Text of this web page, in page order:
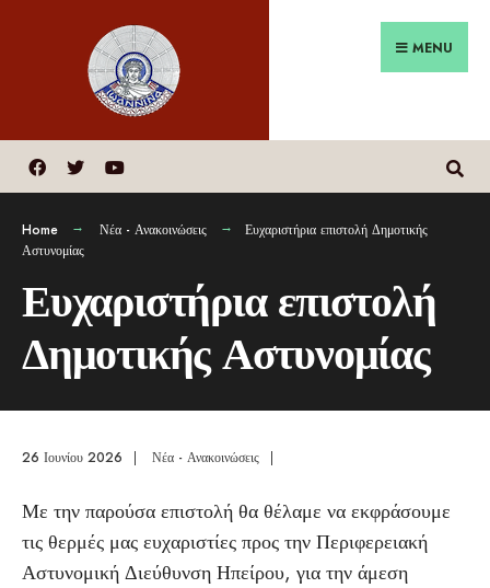
MENU
Home Νέα - Ανακοινώσεις
Ευχαριστήρια επιστολή Δημοτικής
Αστυνομίας
Ευχαριστήρια επιστολή
Δημοτικής Αστυνομίας
26 Ιουνίου 2026 | Νέα - Ανακοινώσεις |
Με την παρούσα επιστολή θα θέλαμε να εκφράσουμε
τις θερμές μας ευχαριστίες προς την Περιφερειακή
Αστυνομική Διεύθυνση Ηπείρου, για την άμεση